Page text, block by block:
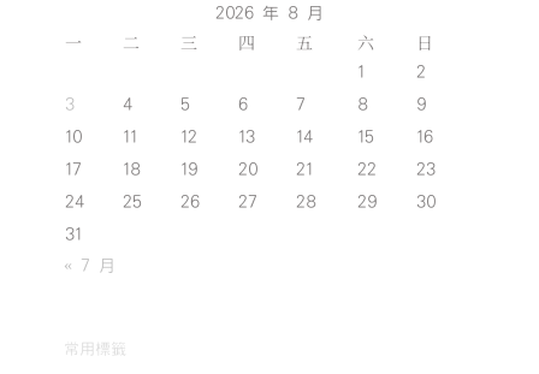
2026 年 8 月
一 二 三 四 五 六 日
1
2
3
4 5 6 7 8
9
10
11 12 13 14 15
16
17
18 19 20 21 22
23
24
25 26 27 28 29
30
31
« 7 月
常用標籤